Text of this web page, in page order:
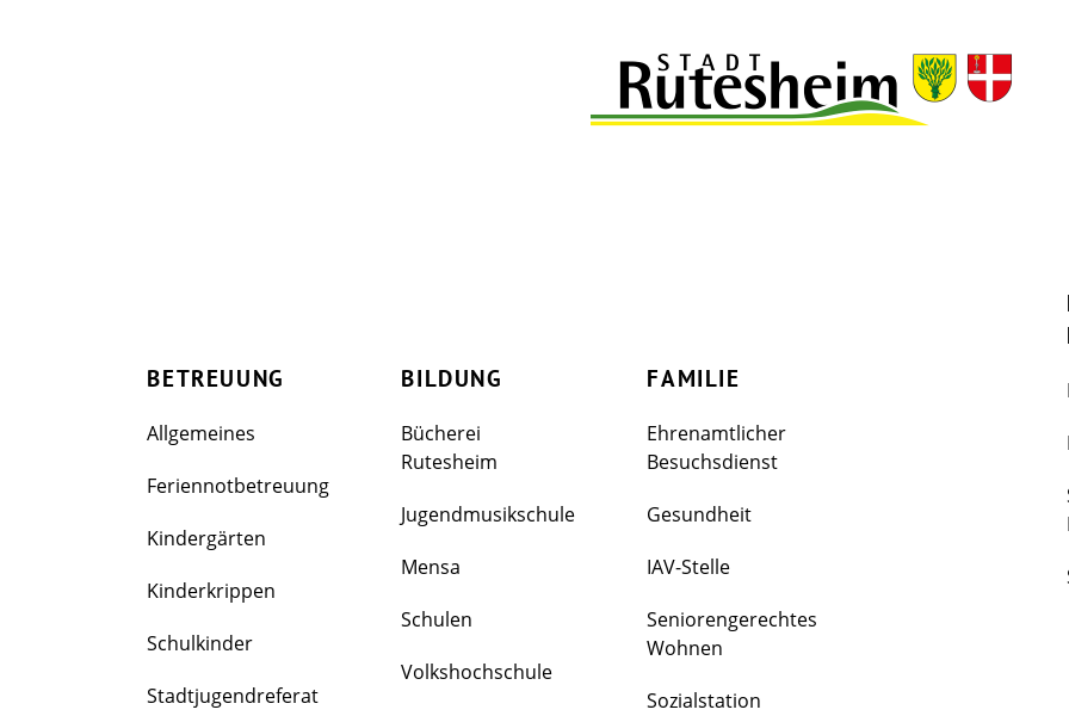
FAMILIE
BILDUNG
BETREUUNG
Allgemeines
Feriennotbetreuung
Kindergärten
Kinderkrippen
Schulkinder
Stadtjugendreferat
BILDUNG
Bücherei
Rutesheim
Jugendmusikschule
Mensa
Schulen
Volkshochschule
FAMILIE
Ehrenamtlicher
Besuchsdienst
Gesundheit
IAV-Stelle
Seniorengerechtes
Wohnen
Sozialstation